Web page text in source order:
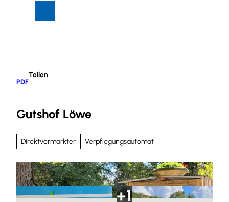
PDF
Teilen
Gutshof Löwe
Direktvermarkter Verpflegungsautomat